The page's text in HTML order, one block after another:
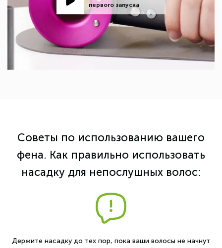
первого запуска
Советы по использованию вашего
фена. Как правильно использовать
насадку для непослушных волос:
Держите насадку до тех пор, пока ваши волосы не начнут